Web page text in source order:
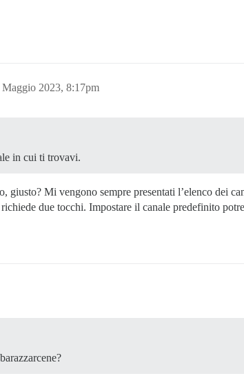
Maggio 2023, 8:17pm
in cui ti trovavi.
giusto? Mi vengono sempre presentati l’elenco dei
due tocchi. Impostare il canale predefinito